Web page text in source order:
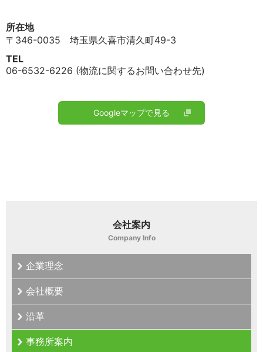
所在地
〒346-0035 埼玉県久喜市清久町49-3
TEL
06-6532-6226 (物流に関するお問い合わせ先)
Googleマップで見る
会社案内
Company Info
企業理念
会社概要
沿革
事務所案内